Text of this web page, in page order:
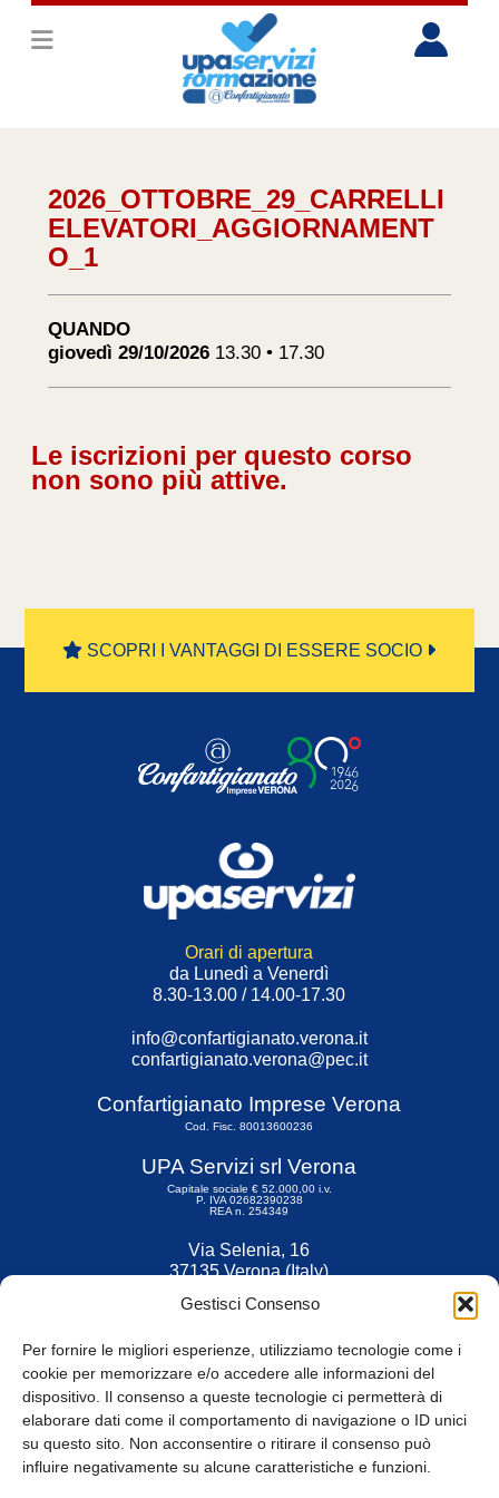
Gestisci Consenso
Per fornire le migliori esperienze, utilizziamo tecnologie come i
cookie per memorizzare e/o accedere alle informazioni del
dispositivo. Il consenso a queste tecnologie ci permetterà di
elaborare dati come il comportamento di navigazione o ID unici
su questo sito. Non acconsentire o ritirare il consenso può
influire negativamente su alcune caratteristiche e funzioni.
2026_OTTOBRE_29_CARRELLI
ELEVATORI_AGGIORNAMENT
O_1
QUANDO
giovedì 29/10/2026 13.30 • 17.30
Le iscrizioni per questo corso
non sono più attive.
SCOPRI I VANTAGGI DI ESSERE SOCIO
Orari di apertura
da Lunedì a Venerdì
8.30-13.00 / 14.00-17.30
info@confartigianato.verona.it
confartigianato.verona@pec.it
Confartigianato Imprese Verona
Cod. Fisc. 80013600236
UPA Servizi srl Verona
Capitale sociale € 52.000,00 i.v.
P. IVA 02682390238
REA n. 254349
Via Selenia, 16
37135 Verona (Italy)
Fax 045 9211599
© Tutti i diritti riservati